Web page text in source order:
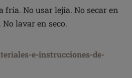
fría. No usar lejía. No secar en
lavar en seco.
e-instrucciones-de-